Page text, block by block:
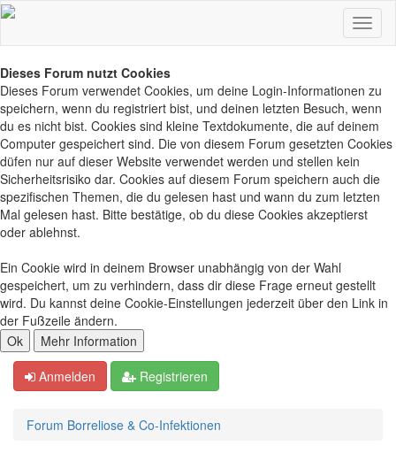
Dieses Forum nutzt Cookies
Dieses Forum verwendet Cookies, um deine Login-Informationen zu
speichern, wenn du registriert bist, und deinen letzten Besuch, wenn
du es nicht bist. Cookies sind kleine Textdokumente, die auf deinem
Computer gespeichert sind. Die von diesem Forum gesetzten Cookies
düfen nur auf dieser Website verwendet werden und stellen kein
Sicherheitsrisiko dar. Cookies auf diesem Forum speichern auch die
spezifischen Themen, die du gelesen hast und wann du zum letzten
Mal gelesen hast. Bitte bestätige, ob du diese Cookies akzeptierst
oder ablehnst.
Ein Cookie wird in deinem Browser unabhängig von der Wahl
gespeichert, um zu verhindern, dass dir diese Frage erneut gestellt
wird. Du kannst deine Cookie-Einstellungen jederzeit über den Link in
der Fußzeile ändern.
Anmelden Registrieren
Forum Borreliose & Co-Infektionen